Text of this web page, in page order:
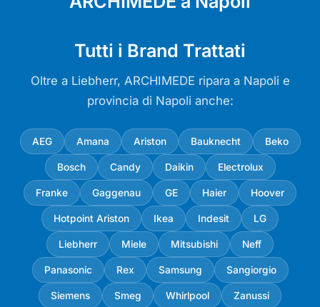
Tutti i Brand Trattati
Oltre a Liebherr, ARCHIMEDE ripara a Napoli e
provincia di Napoli anche:
AEG Amana Ariston Bauknecht Beko
Bosch Candy Daikin Electrolux
Franke Gaggenau GE Haier Hoover
Hotpoint Ariston Ikea Indesit LG
Liebherr Miele Mitsubishi Neff
Panasonic Rex Samsung Sangiorgio
Siemens Smeg Whirlpool Zanussi